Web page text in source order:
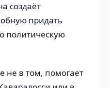
создаёт
придать
политическую
не в том, помогает